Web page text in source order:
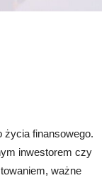
życia finansowego.
inwestorem czy
ważne